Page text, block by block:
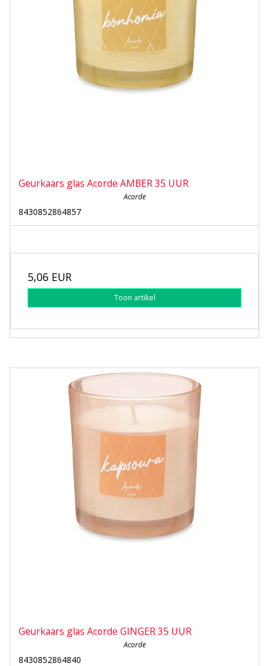
Geurkaars glas Acorde AMBER 35 UUR
Acorde
8430852864857
5,06 EUR
Toon artikel
Geurkaars glas Acorde GINGER 35 UUR
Acorde
8430852864840